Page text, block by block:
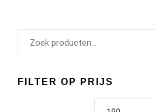
FILTER OP PRIJS